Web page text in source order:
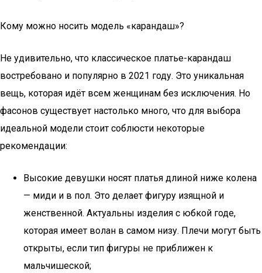
Кому можно носить модель «карандаш»?
Не удивительно, что классическое платье-карандаш
востребовано и популярно в 2021 году. Это уникальная
вещь, которая идёт всем женщинам без исключения. Но
фасонов существует настолько много, что для выбора
идеальной модели стоит соблюсти некоторые
рекомендации:
Высокие девушки носят платья длиной ниже колена
— миди и в пол. Это делает фигуру изящной и
женственной. Актуальны изделия с юбкой годе,
которая имеет волан в самом низу. Плечи могут быть
открыты, если тип фигуры не приближен к
мальчишеской;